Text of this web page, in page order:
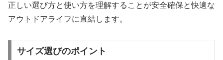
正しい選び方と使い方を理解することが安全確保と快適な
アウトドアライフに直結します。
サイズ選びのポイント